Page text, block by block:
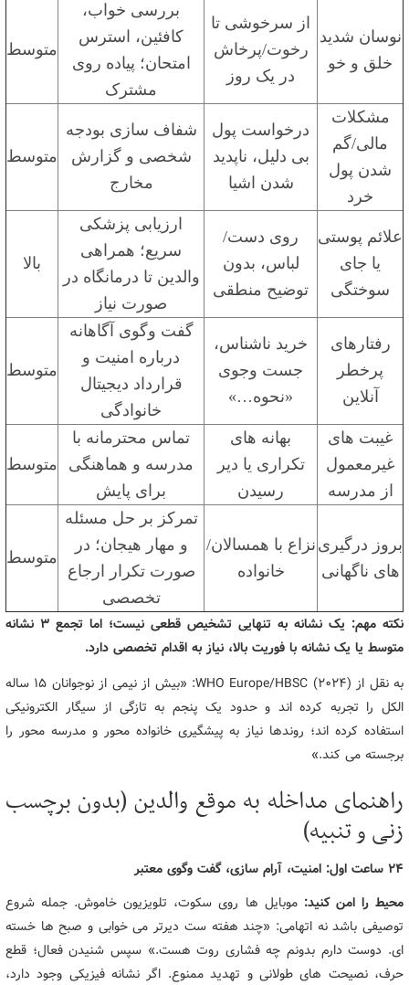
نوسان شدید
خلق و خو
از سرخوشی تا
رخوت/پرخاش
در یک روز
بررسی خواب،
کافئین، استرس
امتحان؛ پیاده روی
مشترک
متوسط
مشکلات
مالی/گم
شدن پول
خرد
درخواست پول
بی دلیل، ناپدید
شدن اشیا
شفاف سازی بودجه
شخصی و گزارش
مخارج
متوسط
علائم پوستی
یا جای
سوختگی
روی دست/
لباس، بدون
توضیح منطقی
ارزیابی پزشکی
سریع؛ همراهی
والدین تا درمانگاه در
صورت نیاز
بالا
رفتارهای
پرخطر
آنلاین
خرید ناشناس،
جست وجوی
«نحوه…»
گفت وگوی آگاهانه
درباره امنیت و
قرارداد دیجیتال
خانوادگی
متوسط
غیبت های
غیرمعمول
از مدرسه
بهانه های
تکراری یا دیر
رسیدن
تماس محترمانه با
مدرسه و هماهنگی
برای پایش
متوسط
بروز درگیری
های ناگهانی
نزاع با همسالان/
خانواده
تمرکز بر حل مسئله
و مهار هیجان؛ در
صورت تکرار ارجاع
تخصصی
متوسط
نکته مهم: یک نشانه به تنهایی تشخیص قطعی نیست؛ اما تجمع ۳ نشانه
متوسط یا یک نشانه با فوریت بالا، نیاز به اقدام تخصصی دارد.
به نقل از WHO Europe/HBSC (۲۰۲۴): «بیش از نیمی از نوجوانان ۱۵ ساله
الکل را تجربه کرده اند و حدود یک پنجم به تازگی از سیگار الکترونیکی
استفاده کرده اند؛ روندها نیاز به پیشگیری خانواده محور و مدرسه محور را
برجسته می کند.»
راهنمای مداخله به موقع والدین (بدون برچسب
زنی و تنبیه)
۲۴ ساعت اول: امنیت، آرام سازی، گفت وگوی معتبر
محیط را امن کنید: موبایل ها روی سکوت، تلویزیون خاموش. جمله شروع
توصیفی باشد نه اتهامی: «چند هفته ست دیرتر می خوابی و صبح ها خسته
ای. دوست دارم بدونم چه فشاری روت هست.» سپس شنیدن فعال؛ قطع
حرف، نصیحت های طولانی و تهدید ممنوع. اگر نشانه فیزیکی وجود دارد،